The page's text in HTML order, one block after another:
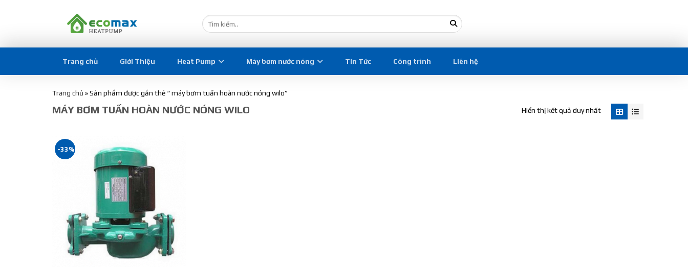
Trang chủ Giới Thiệu Heat Pump Máy bơm nước nóng Tin Tức Công trình Liên hệ
Trang chủ »Sản phẩm được gắn thẻ “ máy bơm tuần hoàn nước nóng wilo”
MÁY BƠM TUẦN HOÀN NƯỚC NÓNG WILO Hiển thị kết quả duy nhất
-33%